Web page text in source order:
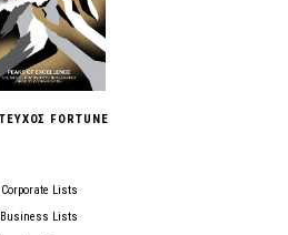
FORTUNE
Corporate Lists
Business Lists